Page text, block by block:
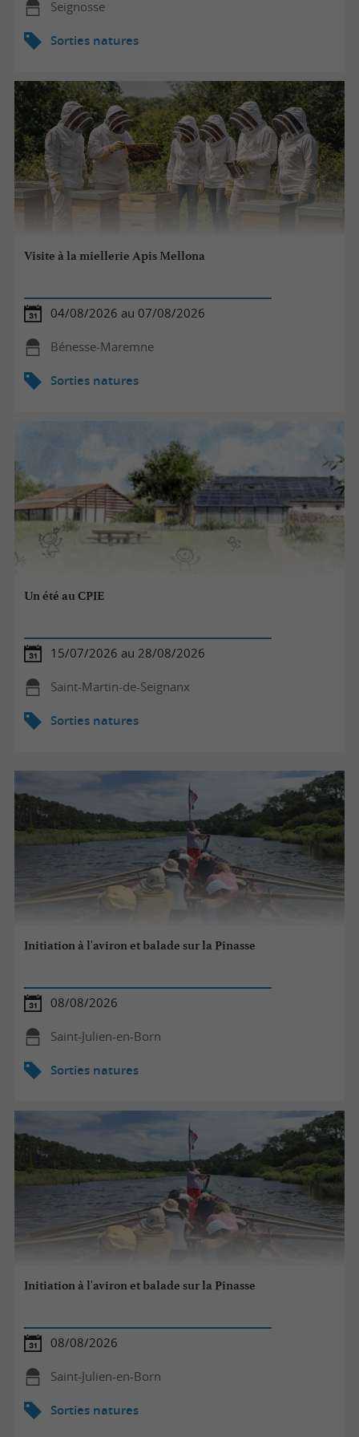
Seignosse
Sorties natures
Visite à la miellerie Apis Mellona
04/08/2026 au 07/08/2026
Bénesse-Maremne
Sorties natures
Un été au CPIE
15/07/2026 au 28/08/2026
Saint-Martin-de-Seignanx
Sorties natures
Initiation à l'aviron et balade sur la Pinasse
08/08/2026
Saint-Julien-en-Born
Sorties natures
Initiation à l'aviron et balade sur la Pinasse
08/08/2026
Saint-Julien-en-Born
Sorties natures